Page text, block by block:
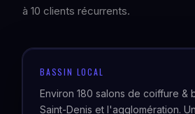
à 10 clients récurrents.
BASSIN LOCAL
Environ 180 salons de coiffure &
Saint-Denis et l'agglomération.